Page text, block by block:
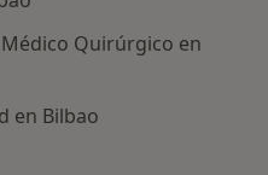
Quirúrgico en
en Bilbao